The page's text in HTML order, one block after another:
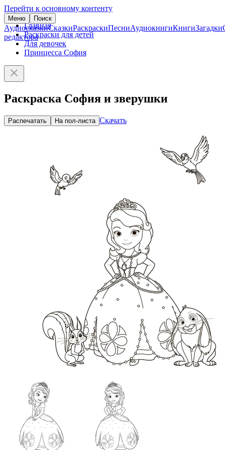
Перейти к основному контенту
Меню Поиск
АудиосказкиСказкиРаскраскиПесниАудиокнигиКнигиЗагадки
редактора
Главная
Раскраски для детей
Для девочек
Принцесса София
Раскраска София и зверушки
Распечатать На пол-листа Скачать